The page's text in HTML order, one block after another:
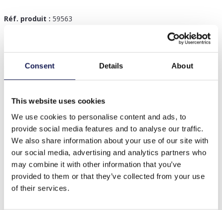
Consent Details About
This website uses cookies
We use cookies to personalise content and ads, to
provide social media features and to analyse our traffic.
We also share information about your use of our site with
our social media, advertising and analytics partners who
may combine it with other information that you’ve
provided to them or that they’ve collected from your use
of their services.
Réf. produit : 59563
Description
D'autres ont acheté aussi